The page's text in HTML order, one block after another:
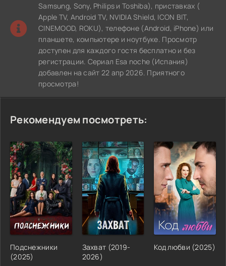
Samsung, Sony, Philips и Toshiba), приставках (
Apple TV, Android TV, NVIDIA Shield, ICON BIT,
CINEMOOD, ROKU), телефоне (Android, iPhone) или
планшете, компьютере и ноутбуке. Просмотр
доступен для каждого гостя бесплатно и без
регистрации. Сериал Esa noche (Испания)
добавлен на сайт 22 апр 2026. Приятного
просмотра!
Рекомендуем посмотреть:
Подснежники
(2025)
Захват (2019-
2026)
Код любви (2025)